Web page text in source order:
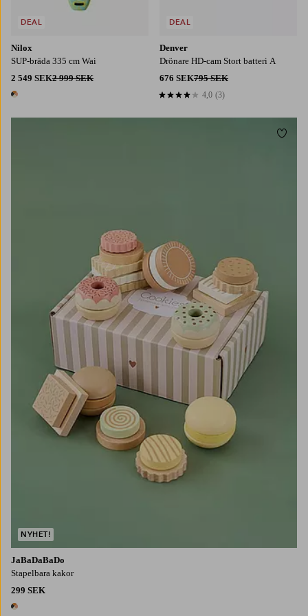
JaBaDaBaDo
Stapelbara kakor
299 SEK
1 färg
NYHET!
Nilox
SUP-bräda 335 cm Wai
2 549 SEK2 999 SEK
1 färg
DEAL
Denver
Drönare HD-cam Stort batteri A
676 SEK795 SEK
4,0 baserat på 3 st betyg
4,0 (3)
DEAL